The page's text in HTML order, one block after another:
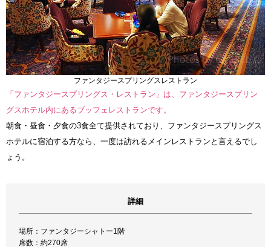
ファンタジースプリングスレストラン
「ファンタジースプリングス・レストラン」は、ファンタジースプリン
グスホテル内にあるブッフェレストランです。
朝食・昼食・夕食の3食全て提供されており、ファンタジースプリングス
ホテルに宿泊する方なら、一度は訪れるメインレストランと言えるでし
ょう。
詳細
場所：ファンタジーシャトー1階
席数：約270席